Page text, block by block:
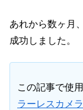
あれから数ヶ月
成功しました。
この記事で使
ラーレスカメラ